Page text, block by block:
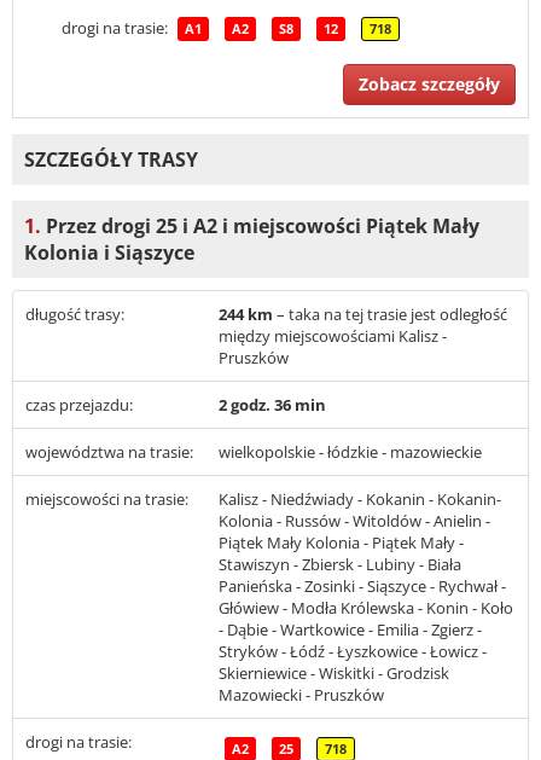
drogi na trasie: A1 A2 S8 12 718
Zobacz szczegóły
SZCZEGÓŁY TRASY
1. Przez drogi 25 i A2 i miejscowości Piątek Mały
Kolonia i Siąszyce
długość trasy: 244 km – taka na tej trasie jest odległość
między miejscowościami Kalisz -
Pruszków
czas przejazdu: 2 godz. 36 min
województwa na trasie: wielkopolskie - łódzkie - mazowieckie
miejscowości na trasie:
Kalisz - Niedźwiady - Kokanin - Kokanin-
Kolonia - Russów - Witoldów - Anielin -
Piątek Mały Kolonia - Piątek Mały -
Stawiszyn - Zbiersk - Lubiny - Biała
Panieńska - Zosinki - Siąszyce - Rychwał -
Główiew - Modła Królewska - Konin - Koło
- Dąbie - Wartkowice - Emilia - Zgierz -
Stryków - Łódź - Łyszkowice - Łowicz -
Skierniewice - Wiskitki - Grodzisk
Mazowiecki - Pruszków
drogi na trasie: A2 25 718